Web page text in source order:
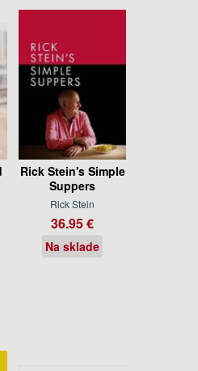
Rick Stein's Simple
Suppers
Rick Stein
36.95 €
Na sklade